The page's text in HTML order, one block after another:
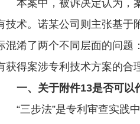
本案中，被诉决定认为，案
技术。诺某公司则主张基于
混淆了两个不同层面的问
获得案涉专利技术方案的合
一、关于附件13是否可以
“三步法”是专利审查实践中